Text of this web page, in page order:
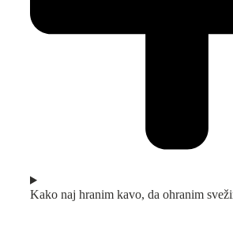
Kako naj hranim kavo, da ohranim